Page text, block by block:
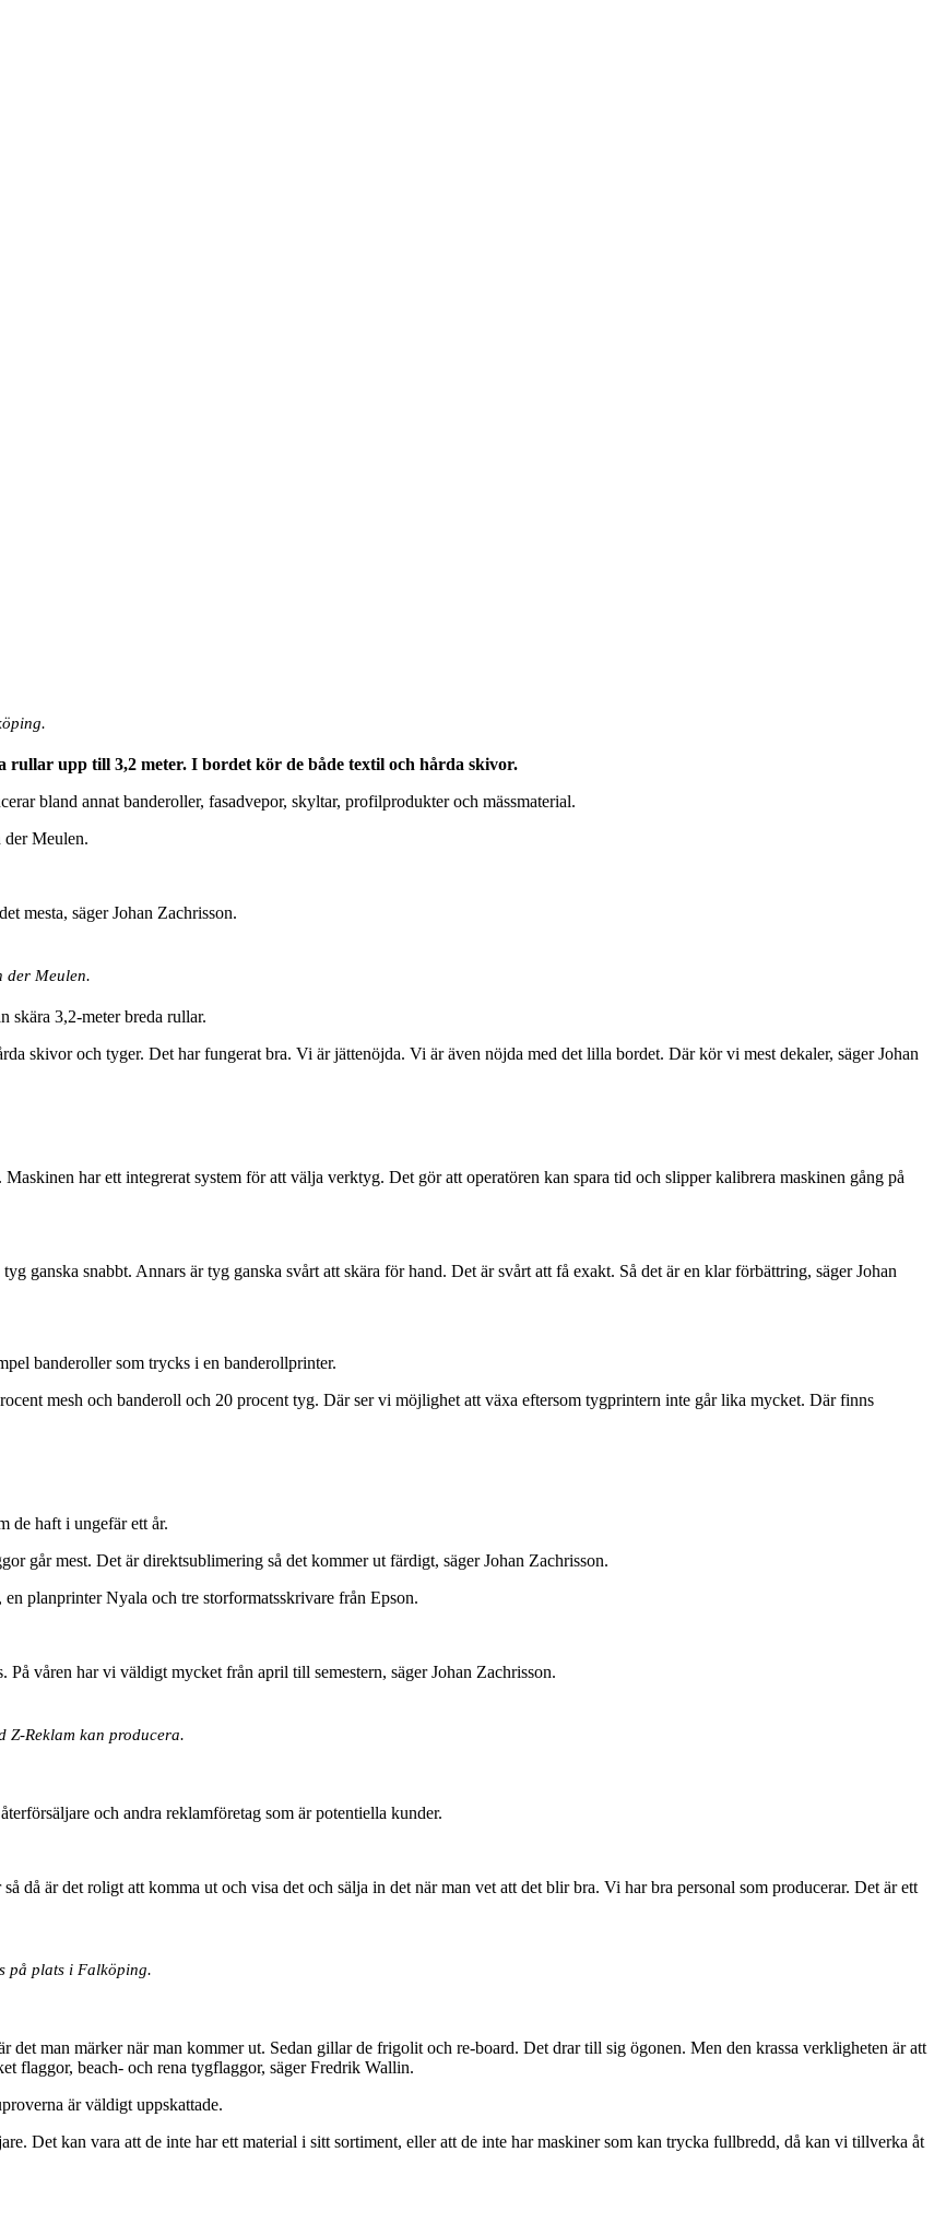
upp till 3,2 meter. I bordet kör de både textil och hårda skivor.
bland annat banderoller, fasadvepor, skyltar, profilprodukter och mässmaterial.
der Meulen.
mesta, säger Johan Zachrisson.
der Meulen.
skära 3,2-meter breda rullar.
skivor och tyger. Det har fungerat bra. Vi är jättenöjda. Vi är även nöjda med det lilla bordet. Där kör vi mest dekaler, säger Johan
har ett integrerat system för att välja verktyg. Det gör att operatören kan spara tid och slipper kalibrera maskinen gång på
ganska snabbt. Annars är tyg ganska svårt att skära för hand. Det är svårt att få exakt. Så det är en klar förbättring, säger Johan
banderoller som trycks i en banderollprinter.
mesh och banderoll och 20 procent tyg. Där ser vi möjlighet att växa eftersom tygprintern inte går lika mycket. Där finns
de haft i ungefär ett år.
går mest. Det är direktsublimering så det kommer ut färdigt, säger Johan Zachrisson.
planprinter Nyala och tre storformatsskrivare från Epson.
våren har vi väldigt mycket från april till semestern, säger Johan Zachrisson.
Z-Reklam kan producera.
och andra reklamföretag som är potentiella kunder.
då är det roligt att komma ut och visa det och sälja in det när man vet att det blir bra. Vi har bra personal som producerar. Det är ett
på plats i Falköping.
man märker när man kommer ut. Sedan gillar de frigolit och re-board. Det drar till sig ögonen. Men den krassa verkligheten är att
flaggor, beach- och rena tygflaggor, säger Fredrik Wallin.
är väldigt uppskattade.
Det kan vara att de inte har ett material i sitt sortiment, eller att de inte har maskiner som kan trycka fullbredd, då kan vi tillverka åt